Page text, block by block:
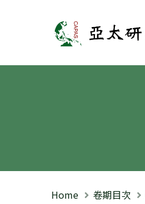
亞太研究
Home 卷期目次